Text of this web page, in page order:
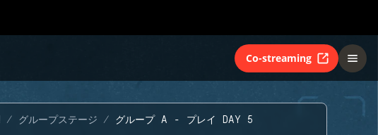
Co-streaming
グループステージ グループ A - プレイ DAY 5